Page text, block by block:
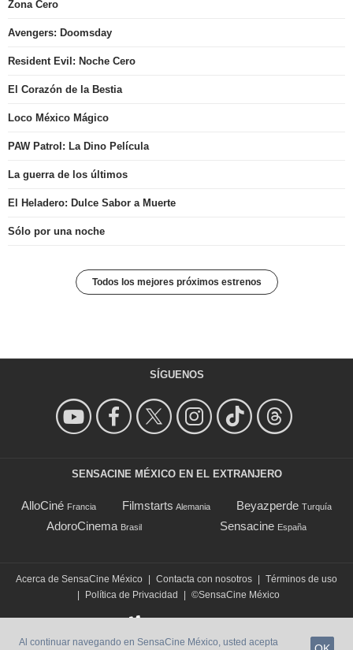
Zona Cero
Avengers: Doomsday
Resident Evil: Noche Cero
El Corazón de la Bestia
Loco México Mágico
PAW Patrol: La Dino Película
La guerra de los últimos
El Heladero: Dulce Sabor a Muerte
Sólo por una noche
Todos los mejores próximos estrenos
SÍGUENOS
SENSACINE MÉXICO EN EL EXTRANJERO
AlloCiné Francia Filmstarts Alemania Beyazperde Turquía
AdoroCinema Brasil Sensacine España
Acerca de SensaCine México | Contacta con nosotros | Términos de uso
|
Política de Privacidad | ©SensaCine México
Al continuar navegando en SensaCine México, usted acepta